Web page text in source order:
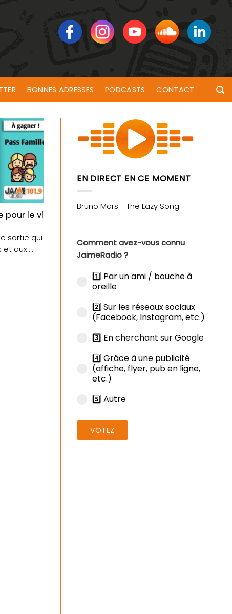
BONNES ADRESSES PODCASTS CONTACT
le village de Poul Fetan !
sortie qui
aux....
EN DIRECT EN CE MOMENT
Comment avez-vous connu
JaimeRadio ?
1️⃣ Par un ami / bouche à
oreille
2️⃣ Sur les réseaux sociaux
(Facebook, Instagram, etc.)
3️⃣ En cherchant sur Google
4️⃣ Grâce à une publicité
(affiche, flyer, pub en ligne,
etc.)
5️⃣ Autre
VOTEZ